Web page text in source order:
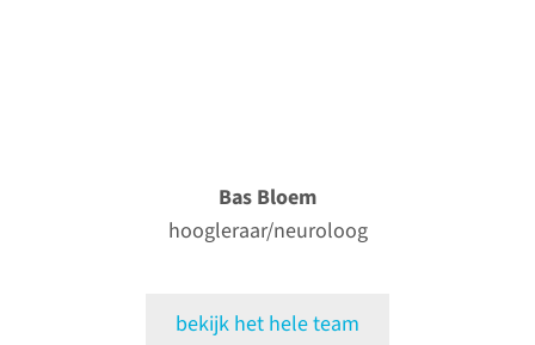
Bas Bloem
hoogleraar/neuroloog
bekijk het hele team